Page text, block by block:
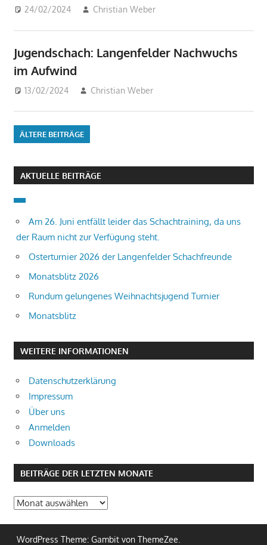
24/02/2024 Christian Weber
Jugendschach: Langenfelder Nachwuchs
im Aufwind
13/02/2024 Christian Weber
ÄLTERE BEITRÄGE
AKTUELLE BEITRÄGE
Am 26. Juni entfällt leider das Schachtraining, da uns
der Raum nicht zur Verfügung steht.
Osterturnier 2026 der Langenfelder Schachfreunde
Monatsblitz 2026
Rundum gelungenes Weihnachtsjugend Turnier
Monatsblitz
WEITERE INFORMATIONEN
Datenschutzerklärung
Impressum
Über uns
Anmelden
Downloads
BEITRÄGE DER LETZTEN MONATE
Beiträge
letzten
WordPress Theme: Gambit von ThemeZee.